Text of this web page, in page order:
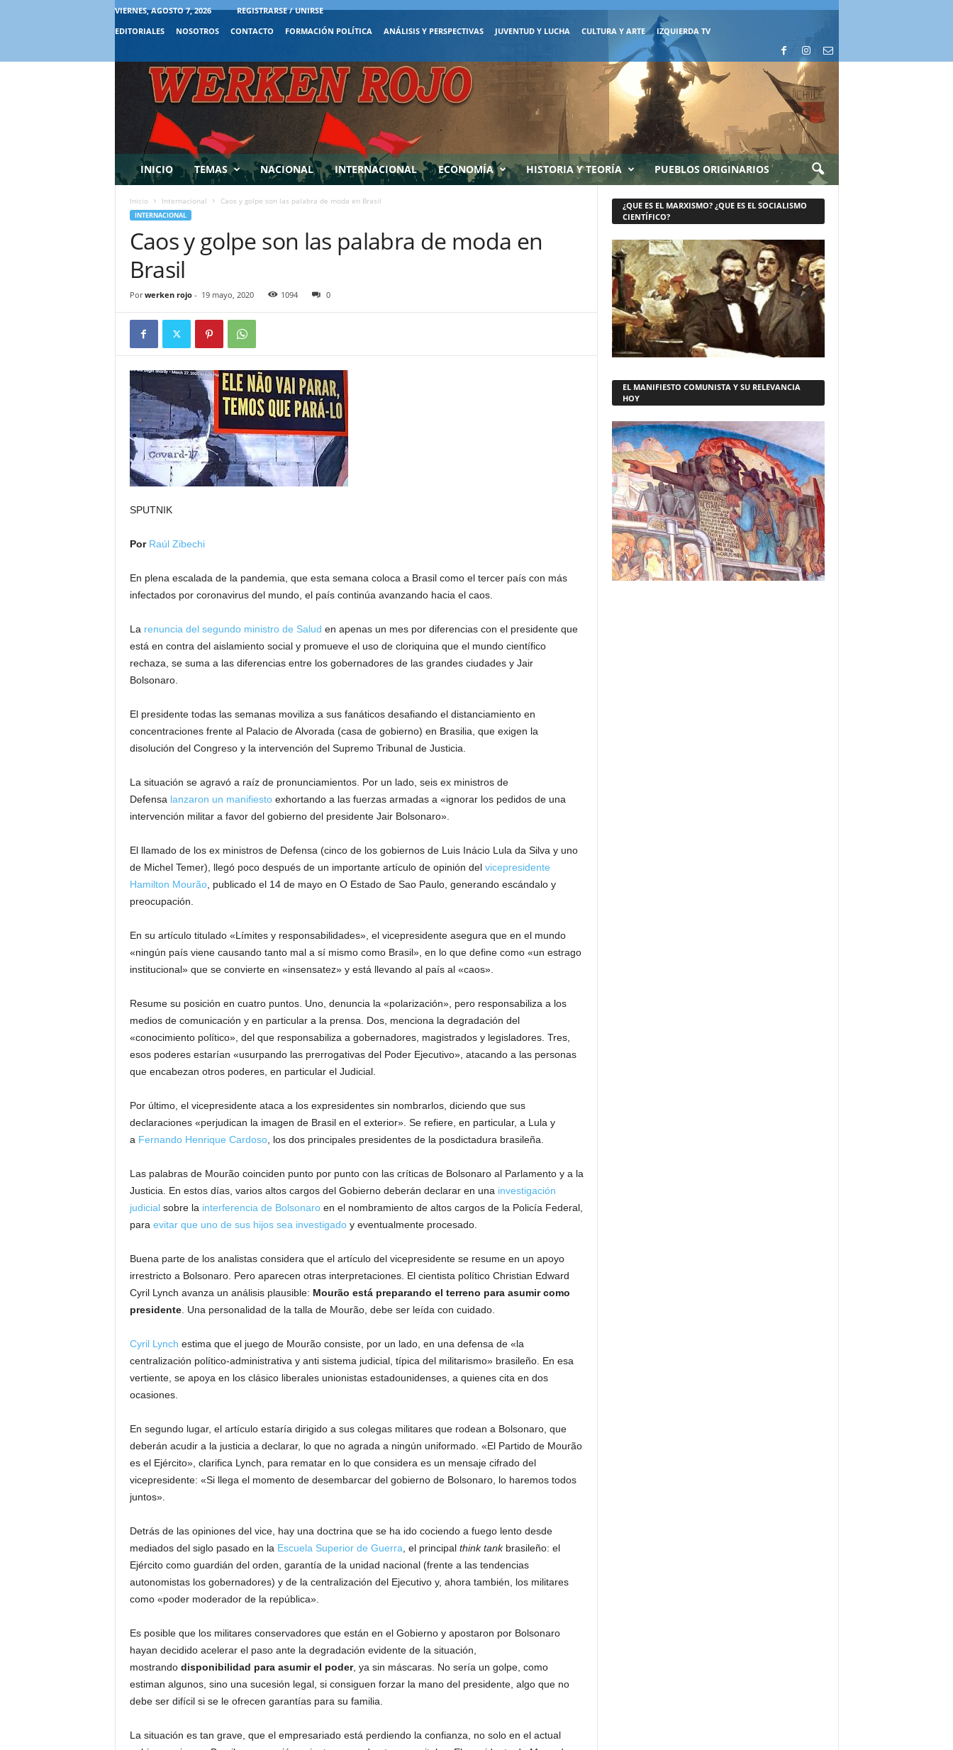
VIERNES, AGOSTO 7, 2026
REGISTRARSE / UNIRSE
EDITORIALES
NOSOTROS CONTACTO FORMACIÓN POLÍTICA ANÁLISIS Y PERSPECTIVAS JUVENTUD Y LUCHA CULTURA Y ARTE IZQUIERDA TV
INICIO TEMAS NACIONAL INTERNACIONAL ECONOMÍA HISTORIA Y TEORÍA PUEBLOS ORIGINARIOS
Inicio Internacional Caos y golpe son las palabra de moda en Brasil
INTERNACIONAL
Caos y golpe son las palabra de moda en
Brasil
Por werken rojo- 19 mayo, 2020 1094 0
SPUTNIK
Por Raúl Zibechi
En plena escalada de la pandemia, que esta semana coloca a Brasil como el tercer país con más
infectados por coronavirus del mundo, el país continúa avanzando hacia el caos.
La renuncia del segundo ministro de Salud en apenas un mes por diferencias con el presidente que
está en contra del aislamiento social y promueve el uso de cloriquina que el mundo científico
rechaza, se suma a las diferencias entre los gobernadores de las grandes ciudades y Jair
Bolsonaro.
El presidente todas las semanas moviliza a sus fanáticos desafiando el distanciamiento en
concentraciones frente al Palacio de Alvorada (casa de gobierno) en Brasilia, que exigen la
disolución del Congreso y la intervención del Supremo Tribunal de Justicia.
La situación se agravó a raíz de pronunciamientos. Por un lado, seis ex ministros de
Defensa lanzaron un manifiestoexhortando a las fuerzas armadas a «ignorar los pedidos de una
intervención militar a favor del gobierno del presidente Jair Bolsonaro».
El llamado de los ex ministros de Defensa (cinco de los gobiernos de Luis Inácio Lula da Silva y uno
de Michel Temer), llegó poco después de un importante artículo de opinión del vicepresidente
Hamilton Mourão, publicado el 14 de mayo en O Estado de Sao Paulo, generando escándalo y
preocupación.
En su artículo titulado «Límites y responsabilidades», el vicepresidente asegura que en el mundo
«ningún país viene causando tanto mal a sí mismo como Brasil», en lo que define como «un estrago
institucional» que se convierte en «insensatez» y está llevando al país al «caos».
Resume su posición en cuatro puntos. Uno, denuncia la «polarización», pero responsabiliza a los
medios de comunicación y en particular a la prensa. Dos, menciona la degradación del
«conocimiento político», del que responsabiliza a gobernadores, magistrados y legisladores. Tres,
esos poderes estarían «usurpando las prerrogativas del Poder Ejecutivo», atacando a las personas
que encabezan otros poderes, en particular el Judicial.
Por último, el vicepresidente ataca a los expresidentes sin nombrarlos, diciendo que sus
declaraciones «perjudican la imagen de Brasil en el exterior». Se refiere, en particular, a Lula y
a Fernando Henrique Cardoso, los dos principales presidentes de la posdictadura brasileña.
Las palabras de Mourão coinciden punto por punto con las críticas de Bolsonaro al Parlamento y a la
Justicia. En estos días, varios altos cargos del Gobierno deberán declarar en una investigación
judicialsobre la interferencia de Bolsonaroen el nombramiento de altos cargos de la Policía Federal,
para evitar que uno de sus hijos sea investigadoy eventualmente procesado.
Buena parte de los analistas considera que el artículo del vicepresidente se resume en un apoyo
irrestricto a Bolsonaro. Pero aparecen otras interpretaciones. El cientista político Christian Edward
Cyril Lynch avanza un análisis plausible: Mourão está preparando el terreno para asumir como
presidente. Una personalidad de la talla de Mourão, debe ser leída con cuidado.
Cyril Lynch estima que el juego de Mourão consiste, por un lado, en una defensa de «la
centralización político-administrativa y anti sistema judicial, típica del militarismo» brasileño. En esa
vertiente, se apoya en los clásico liberales unionistas estadounidenses, a quienes cita en dos
ocasiones.
En segundo lugar, el artículo estaría dirigido a sus colegas militares que rodean a Bolsonaro, que
deberán acudir a la justicia a declarar, lo que no agrada a ningún uniformado. «El Partido de Mourão
es el Ejército», clarifica Lynch, para rematar en lo que considera es un mensaje cifrado del
vicepresidente: «Si llega el momento de desembarcar del gobierno de Bolsonaro, lo haremos todos
juntos».
Detrás de las opiniones del vice, hay una doctrina que se ha ido cociendo a fuego lento desde
mediados del siglo pasado en la Escuela Superior de Guerra , el principal think tankbrasileño: el
Ejército como guardián del orden, garantía de la unidad nacional (frente a las tendencias
autonomistas los gobernadores) y de la centralización del Ejecutivo y, ahora también, los militares
como «poder moderador de la república».
Es posible que los militares conservadores que están en el Gobierno y apostaron por Bolsonaro
hayan decidido acelerar el paso ante la degradación evidente de la situación,
mostrando disponibilidad para asumir el poder, ya sin máscaras. No sería un golpe, como
estiman algunos, sino una sucesión legal, si consiguen forzar la mano del presidente, algo que no
debe ser difícil si se le ofrecen garantías para su familia.
La situación es tan grave, que el empresariado está perdiendo la confianza, no solo en el actual
¿QUE ES EL MARXISMO? ¿QUE ES EL SOCIALISMO
CIENTÍFICO?
EL MANIFIESTO COMUNISTA Y SU RELEVANCIA
HOY